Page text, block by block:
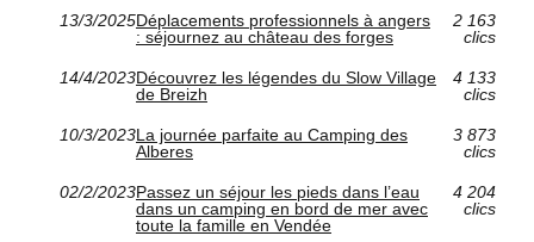
13/3/2025Déplacements professionnels à angers
: séjournez au château des forges
2 163
clics
14/4/2023Découvrez les légendes du Slow Village
de Breizh
4 133
clics
10/3/2023La journée parfaite au Camping des
Alberes
3 873
clics
02/2/2023Passez un séjour les pieds dans l’eau
dans un camping en bord de mer avec
toute la famille en Vendée
4 204
clics